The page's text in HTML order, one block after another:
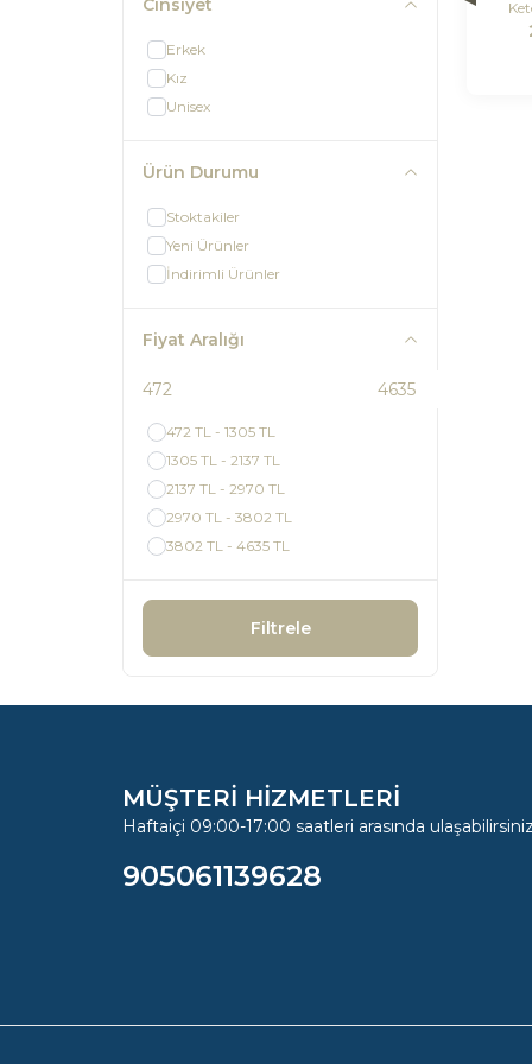
Cinsiyet
Erkek
Kız
Unisex
Ürün Durumu
Stoktakiler
Yeni Ürünler
İndirimli Ürünler
Fiyat Aralığı
472 TL - 1305 TL
1305 TL - 2137 TL
2137 TL - 2970 TL
2970 TL - 3802 TL
3802 TL - 4635 TL
Filtrele
MÜŞTERİ HİZMETLERİ
Haftaiçi 09:00-17:00 saatleri arasında
905061139628